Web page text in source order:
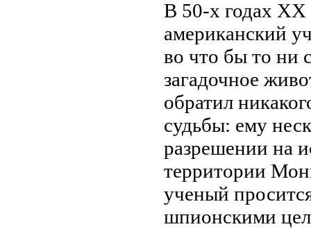
В 50-х годах ХХ
американский
во что бы то ни
загадочное
обратил
судьбы: ему
разрешении на
территории
ученый
шпионскими